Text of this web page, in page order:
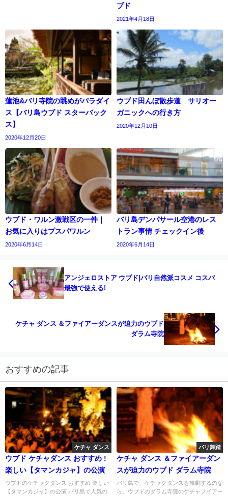
ブド
2021年4月18日
蓮池&バリ寺院の眺めがパラダイ
ス【バリ島ウブド スターバック
ス】
2020年12月20日
ウブド田んぼ散歩道 サリオー
ガニックへの行き方
2020年12月10日
ウブド・ワルン激戦区の一件｜
お気に入りはプスパワルン
2020年6月14日
バリ島デンパサール空港のレス
トラン事情 チェックイン後
2020年6月14日
アンジェロストア ウブド|バリ自然派コスメ コスパ
最強で使える!
ケチャ ダンス ＆ファイアーダンスが迫力のウブド
ダラム寺院
おすすめの記事
ケチャ ダンス
ウブド ケチャダンス おすすめ !
楽しい【タマンカジャ】の公演
ウブドのケチャクダンス おすすめ 楽しい
【タマンカジャ】の公演 バリ島で人気の
バリ舞踏
ケチャ ダンス ＆ファイアーダン
スが迫力のウブド ダラム寺院
バリ島で、ケチャクダンスを観劇するのな
ら。ウブドのダラム寺院のケチャフイアー